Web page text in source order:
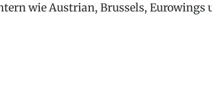
wie Austrian, Brussels, Eurowings